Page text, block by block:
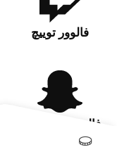
فالوور توییچ
فالوور اسنپ‌چت‌